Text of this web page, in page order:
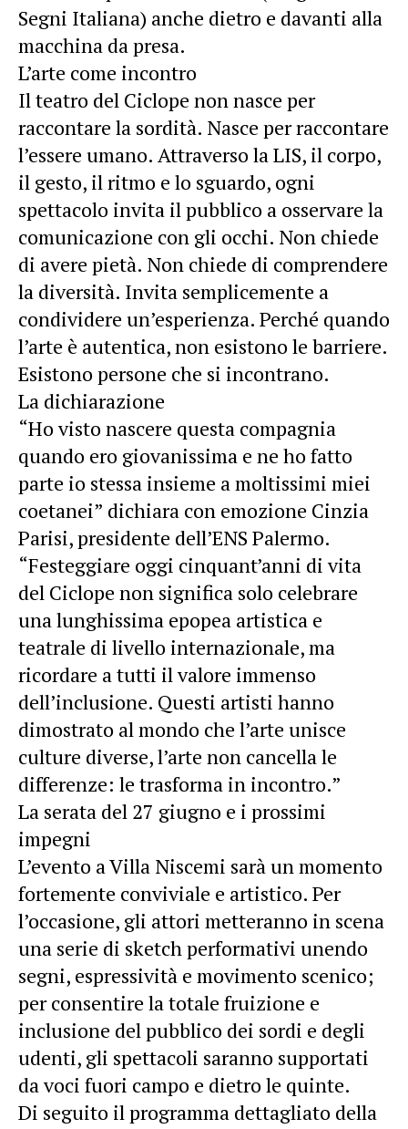
Segni Italiana) anche dietro e davanti alla
macchina da presa.
L’arte come incontro
Il teatro del Ciclope non nasce per
raccontare la sordità. Nasce per raccontare
l’essere umano. Attraverso la LIS, il corpo,
il gesto, il ritmo e lo sguardo, ogni
spettacolo invita il pubblico a osservare la
comunicazione con gli occhi. Non chiede
di avere pietà. Non chiede di comprendere
la diversità. Invita semplicemente a
condividere un’esperienza. Perché quando
l’arte è autentica, non esistono le barriere.
Esistono persone che si incontrano.
La dichiarazione
“Ho visto nascere questa compagnia
quando ero giovanissima e ne ho fatto
parte io stessa insieme a moltissimi miei
coetanei” dichiara con emozione Cinzia
Parisi, presidente dell’ENS Palermo.
“Festeggiare oggi cinquant’anni di vita
del Ciclope non significa solo celebrare
una lunghissima epopea artistica e
teatrale di livello internazionale, ma
ricordare a tutti il valore immenso
dell’inclusione. Questi artisti hanno
dimostrato al mondo che l’arte unisce
culture diverse, l’arte non cancella le
differenze: le trasforma in incontro.”
La serata del 27 giugno e i prossimi
impegni
L’evento a Villa Niscemi sarà un momento
fortemente conviviale e artistico. Per
l’occasione, gli attori metteranno in scena
una serie di sketch performativi unendo
segni, espressività e movimento scenico;
per consentire la totale fruizione e
inclusione del pubblico dei sordi e degli
udenti, gli spettacoli saranno supportati
da voci fuori campo e dietro le quinte.
Di seguito il programma dettagliato della